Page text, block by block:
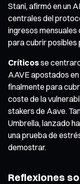
Stani, afirmó en un
centrales del
ingresos mensuales
para cubrir posibles
Críticosse
AAVE apostados
finalmente para
coste de la
stakers de Aave.
Umbrella, lanzado
una prueba de
demostrar.
Reflexiones